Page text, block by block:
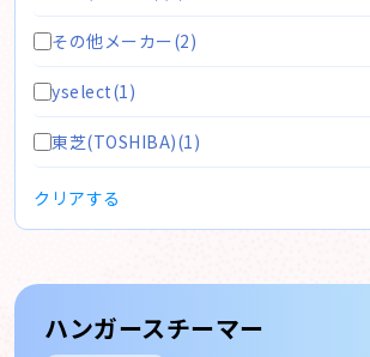
その他メーカー(2)
yselect(1)
東芝(TOSHIBA)(1)
クリアする
ハンガースチーマー